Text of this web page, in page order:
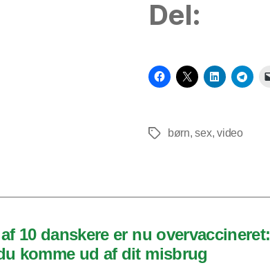
Del:
Tagsbørn,sex,video
10 danskere er nu
komme ud af dit misbrug